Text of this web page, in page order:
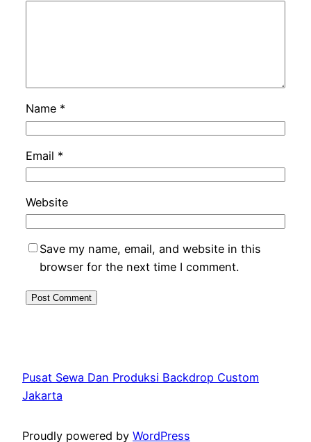
Name *
Email *
Website
Save my name, email, and website in this
browser for the next time I comment.
Pusat Sewa Dan Produksi Backdrop Custom
Jakarta
Proudly powered by WordPress